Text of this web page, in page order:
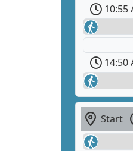
10:55
14:50
Start